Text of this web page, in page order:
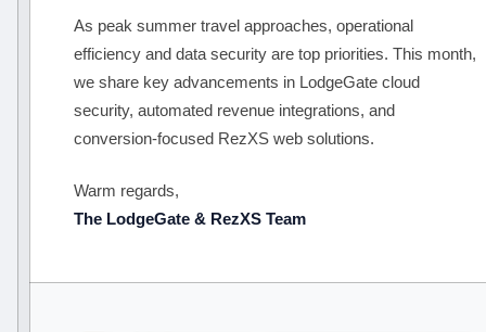
As peak summer travel approaches, operational
efficiency and data security are top priorities. This month,
we share key advancements in LodgeGate cloud
security, automated revenue integrations, and
conversion-focused RezXS web solutions.
Warm regards,
The LodgeGate & RezXS Team